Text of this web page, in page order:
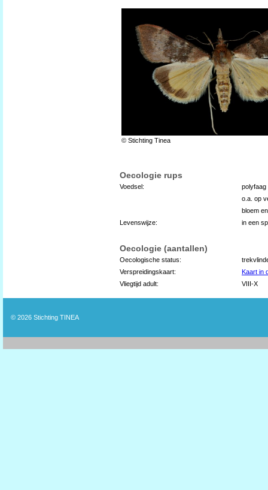
© Stichting Tinea
Oecologie rups
Voedsel:
polyfaag
o.a. op
bloem
Levenswijze:
in een
Oecologie (aantallen)
Oecologische status:
Verspreidingskaart:
Kaart in
Vliegtijd adult:
VIII-X
© 2026 Stichting TINEA